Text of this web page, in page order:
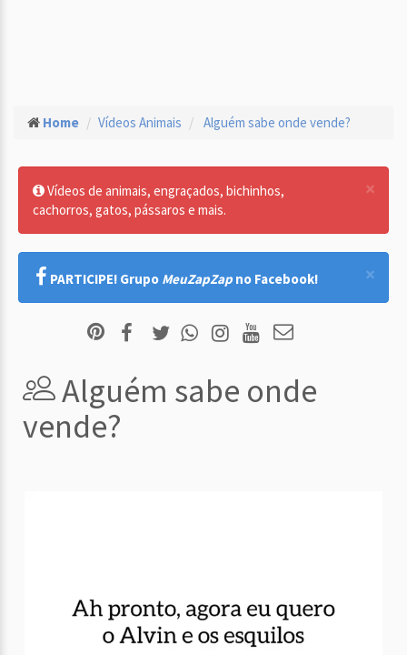
Home Vídeos Animais Alguém sabe onde vende?
×
Vídeos de animais, engraçados, bichinhos,
cachorros, gatos, pássaros e mais.
×
PARTICIPE! Grupo MeuZapZap no Facebook!
Alguém sabe onde
vende?